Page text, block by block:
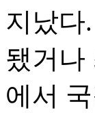
지났다
됐거나
에서